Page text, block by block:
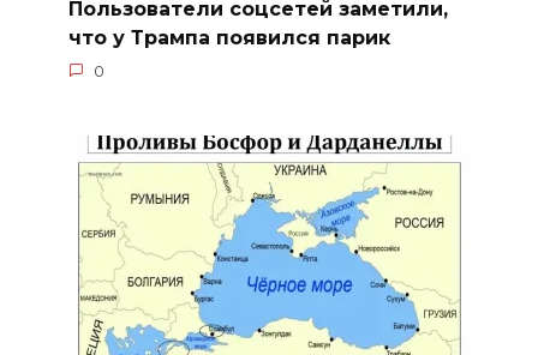
Пользователи соцсетей заметили,
что у Трампа появился парик
0